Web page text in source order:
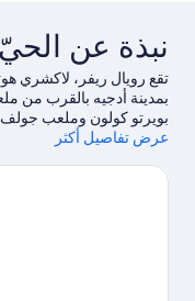
نبذة عن الحيّ
تقع رويال ريفر، لاكشري
بمدينة أدجيه بالقرب من
بويرتو كولون وملعب جولف
تطلع إلى الاستمتاع بحضور
عرض تفاصيل أكثر